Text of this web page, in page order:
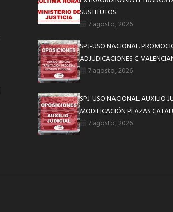
SUSTITUTOS
7 agosto, 2026
SPJ-USO NACIONAL.
ADJUDICACIONES C.
7 agosto, 2026
SPJ-USO NACIONAL. AUXILIO
MODIFICACIÓN PLAZAS
7 agosto, 2026